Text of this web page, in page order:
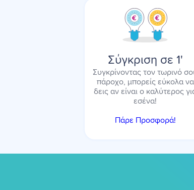
Σύγκριση σε 1'
Συγκρίνοντας τον τωρινό
πάροχο, μπορείς εύκολα να
δεις αν είναι ο καλύτερος
εσένα!
Πάρε Προσφορά!